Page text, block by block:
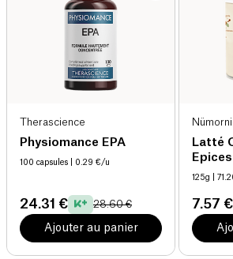
Therascience
Physiomance EPA
100 capsules | 0.29 €/u
24.31 € 28.60 €
Ajouter au panier
Latté
125g |
7.57 €